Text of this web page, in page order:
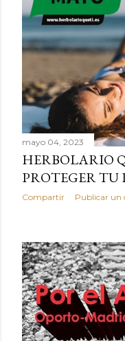
mayo 04, 2023
HERBOLARIO
PROTEGER TU
Compartir Publicar un